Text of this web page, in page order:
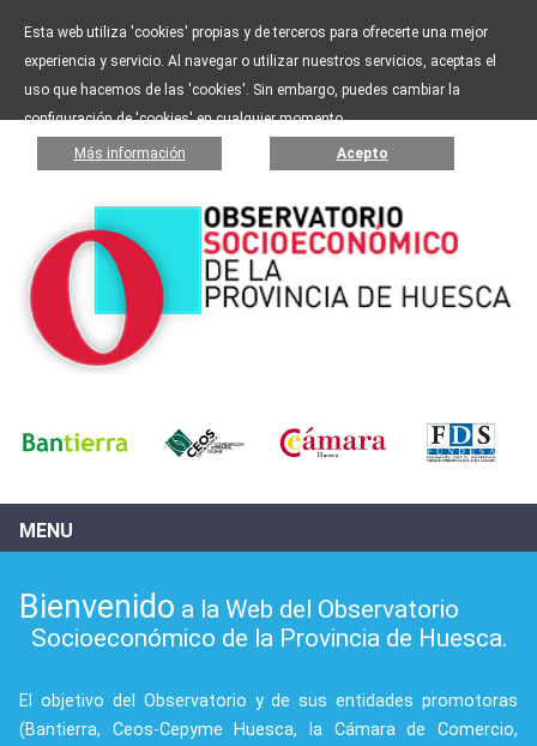
Esta web utiliza 'cookies' propias y de terceros para ofrecerte una mejor
experiencia y servicio. Al navegar o utilizar nuestros servicios, aceptas el
uso que hacemos de las 'cookies'. Sin embargo, puedes cambiar la
configuración de 'cookies' en cualquier momento.
Más información Acepto
MENU
Bienvenido a la Web del Observatorio
Socioeconómico de la Provincia de Huesca.
El objetivo del Observatorio y de sus entidades promotoras
(Bantierra, Ceos-Cepyme Huesca, la Cámara de Comercio,